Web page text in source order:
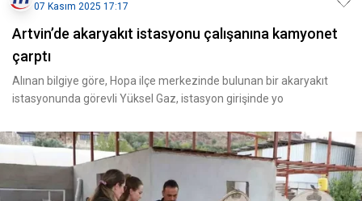
07 Kasım 2025 17:17
Artvin’de akaryakıt istasyonu çalışanına kamyonet
çarptı
Alınan bilgiye göre, Hopa ilçe merkezinde bulunan bir akaryakıt
istasyonunda görevli Yüksel Gaz, istasyon girişinde yo